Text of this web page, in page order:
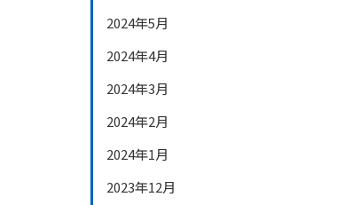
2024年5月
2024年4月
2024年3月
2024年2月
2024年1月
2023年12月